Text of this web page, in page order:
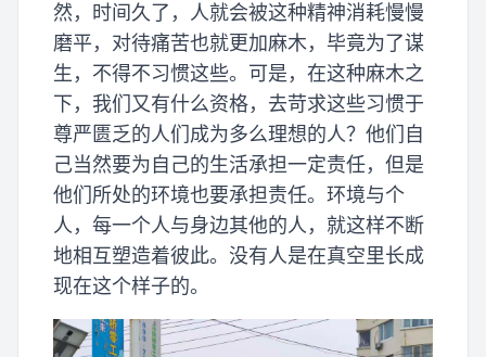
然，时间久了，人就会被这种精神消耗慢慢
磨平，对待痛苦也就更加麻木，毕竟为了谋
生，不得不习惯这些。可是，在这种麻木之
下，我们又有什么资格，去苛求这些习惯于
尊严匮乏的人们成为多么理想的人？他们自
己当然要为自己的生活承担一定责任，但是
他们所处的环境也要承担责任。环境与个
人，每一个人与身边其他的人，就这样不断
地相互塑造着彼此。没有人是在真空里长成
现在这个样子的。